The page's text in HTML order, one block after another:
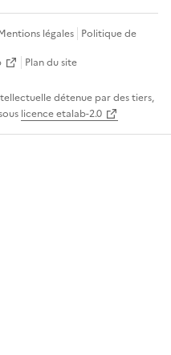
légales Politique de
Plan du site
détenue par des tiers,
licence etalab-2.0